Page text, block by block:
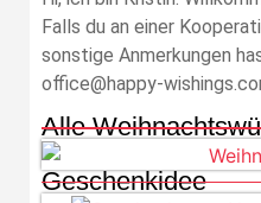
Falls du an einer
sonstige Anmerkungen
office@happy-
Alle
Geschenkidee